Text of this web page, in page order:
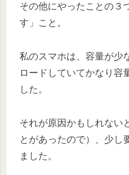
その他にやったことの３
す」
こと。
私のスマホは、容量が少
ロードしていてかなり容
した。
それが原因かもしれない
とがあったので）、少し
ました。